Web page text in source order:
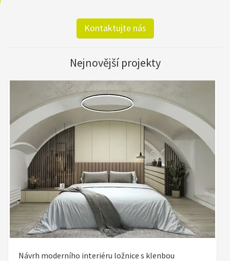
Kontaktujte nás
Nejnovější projekty
Návrh moderního interiéru ložnice s klenbou